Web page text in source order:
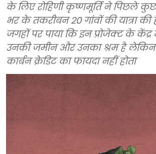
के लिए रोहिणी कृष्णमूर्ति ने पिछले
भर के तकरीबन 20 गांवों की यात्रा की
जगहों पर पाया कि इन प्रोजेक्ट के
उनकी जमीन और उनका श्रम है लेकिन
कार्बन क्रेडिट का फायदा नहीं होता